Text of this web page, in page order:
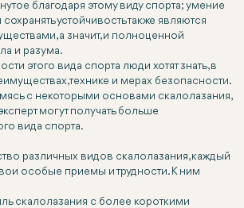
благодаря этому виду спорта; умение
устойчивость также являются
а значит, и полноценной
и разума.
этого вида спорта люди хотят знать, в
технике и мерах безопасности.
с некоторыми основами скалолазания,
могут получать больше
вида спорта.
различных видов скалолазания, каждый
особые приемы и трудности. К ним
скалолазания с более короткими